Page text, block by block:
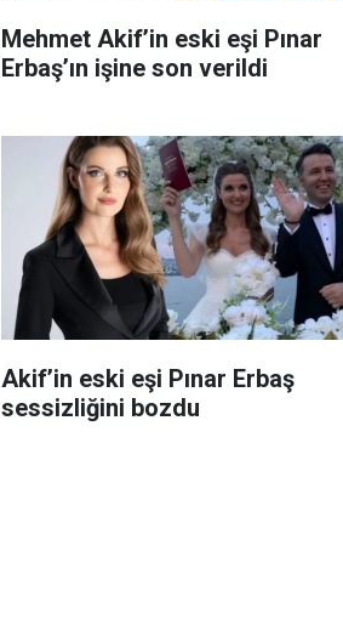
Mehmet Akif’in eski eşi Pınar
Erbaş’ın işine son verildi
Akif’in eski eşi Pınar Erbaş
sessizliğini bozdu